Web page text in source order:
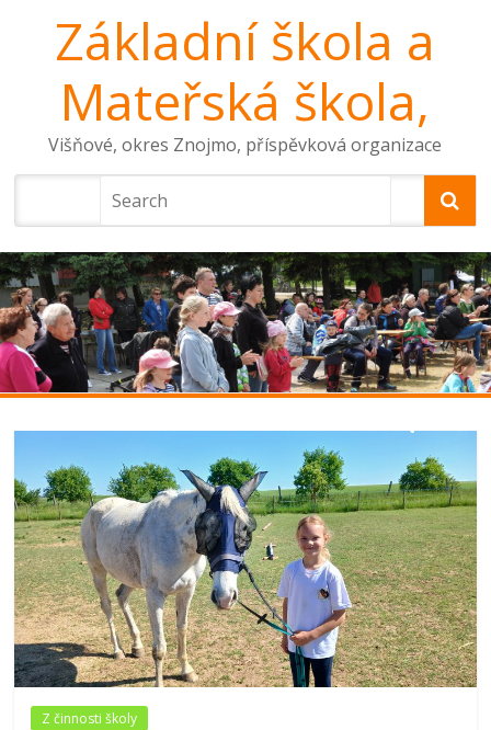
Základní škola a
Mateřská škola,
Višňové, okres Znojmo, příspěvková organizace
Z činnosti školy